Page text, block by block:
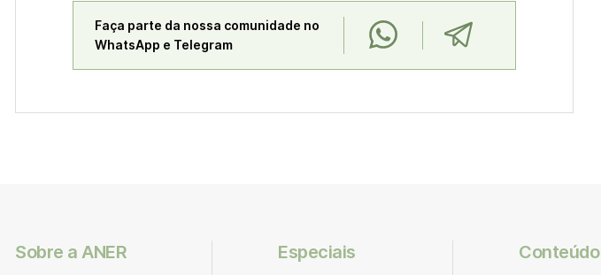
Faça parte da nossa comunidade no
WhatsApp e Telegram
Sobre a ANER Especiais Conteúdo